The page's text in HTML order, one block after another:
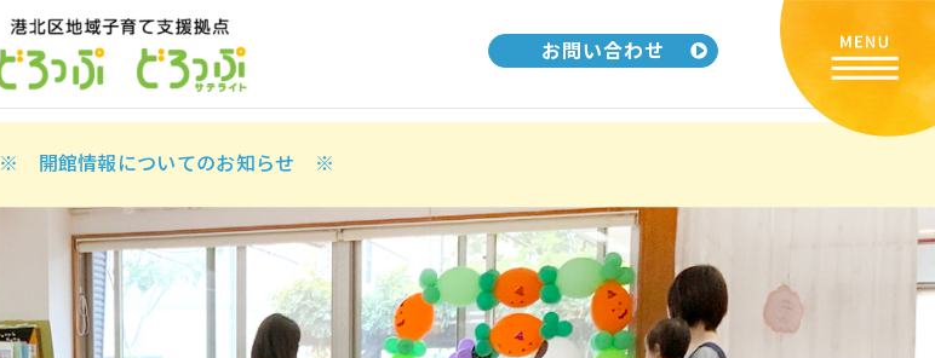
お問い合わせ
※ 開館情報についてのお知らせ ※